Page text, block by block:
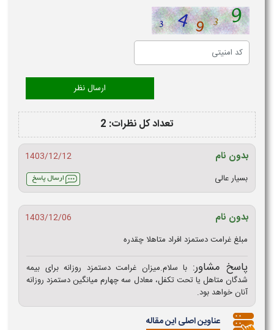
تعداد کل نظرات: 2
بدون نام
1403/12/12
بسیار عالی
بدون نام
1403/12/06
مبلغ غرامت دستمزد افراد متاهلا چقدره
پاسخ مشاور: با سلام.میزان غرامت دستمزد روزانه برای بیمه
شدگان متاهل یا تحت تکفل، معادل سه چهارم میانگین دستمزد روزانه
آنان خواهد بود.
عناوین اصلی این مقاله